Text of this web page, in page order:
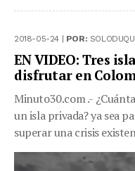
2018-05-24 | POR:
EN VIDEO: Tres
disfrutar en
Minuto30.com .-
un isla privada? ya sea
superar una crisis